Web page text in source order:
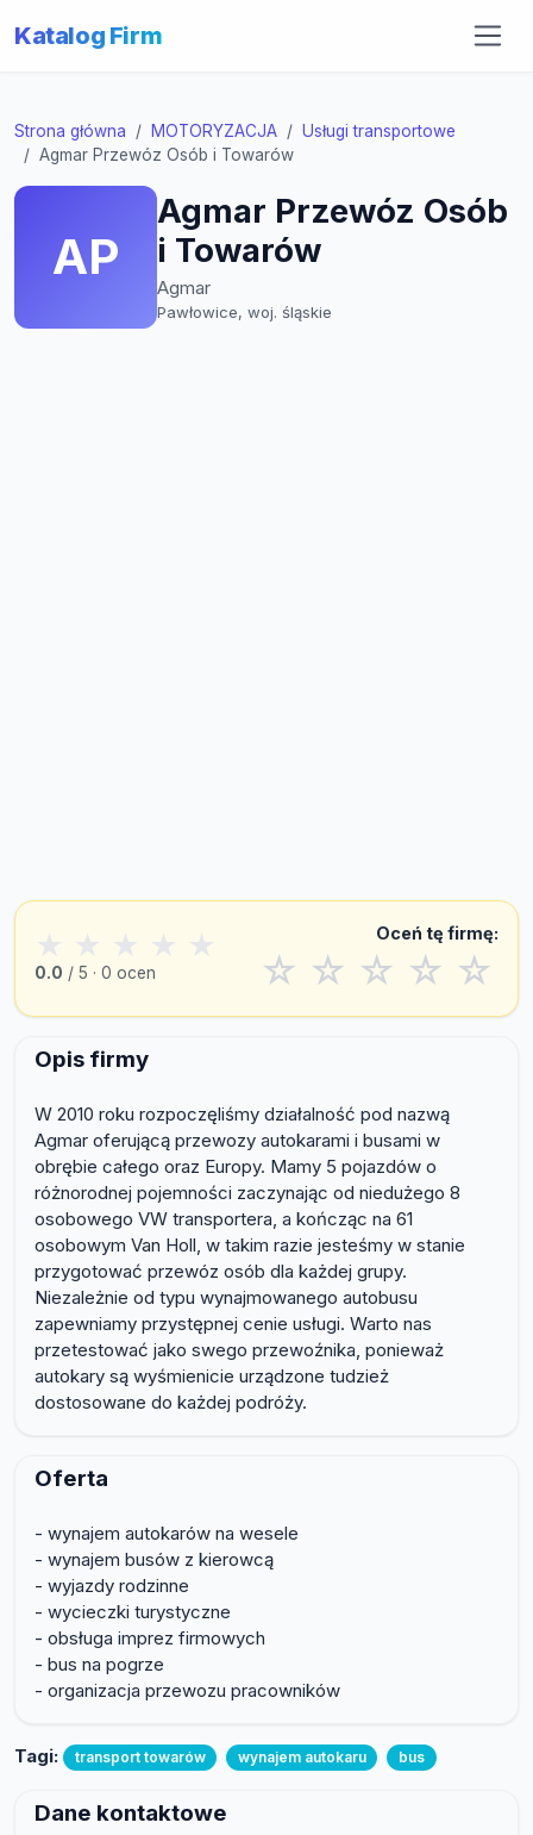
Katalog Firm
Strona główna MOTORYZACJA
Usługi transportowe
Agmar Przewóz Osób i Towarów
AP
Agmar Przewóz Osób
i Towarów
Agmar
Pawłowice, woj. śląskie
★ ★ ★ ★ ★
0.0 / 5 · 0 ocen
Oceń tę firmę:
☆ ☆ ☆ ☆ ☆
Opis firmy
W 2010 roku rozpoczęliśmy działalność pod nazwą
Agmar oferującą przewozy autokarami i busami w
obrębie całego oraz Europy. Mamy 5 pojazdów o
różnorodnej pojemności zaczynając od niedużego 8
osobowego VW transportera, a kończąc na 61
osobowym Van Holl, w takim razie jesteśmy w stanie
przygotować przewóz osób dla każdej grupy.
Niezależnie od typu wynajmowanego autobusu
zapewniamy przystępnej cenie usługi. Warto nas
przetestować jako swego przewoźnika, ponieważ
autokary są wyśmienicie urządzone tudzież
dostosowane do każdej podróży.
Oferta
- wynajem autokarów na wesele
- wynajem busów z kierowcą
- wyjazdy rodzinne
- wycieczki turystyczne
- obsługa imprez firmowych
- bus na pogrze
- organizacja przewozu pracowników
Tagi: transport towarów wynajem autokaru bus
Dane kontaktowe